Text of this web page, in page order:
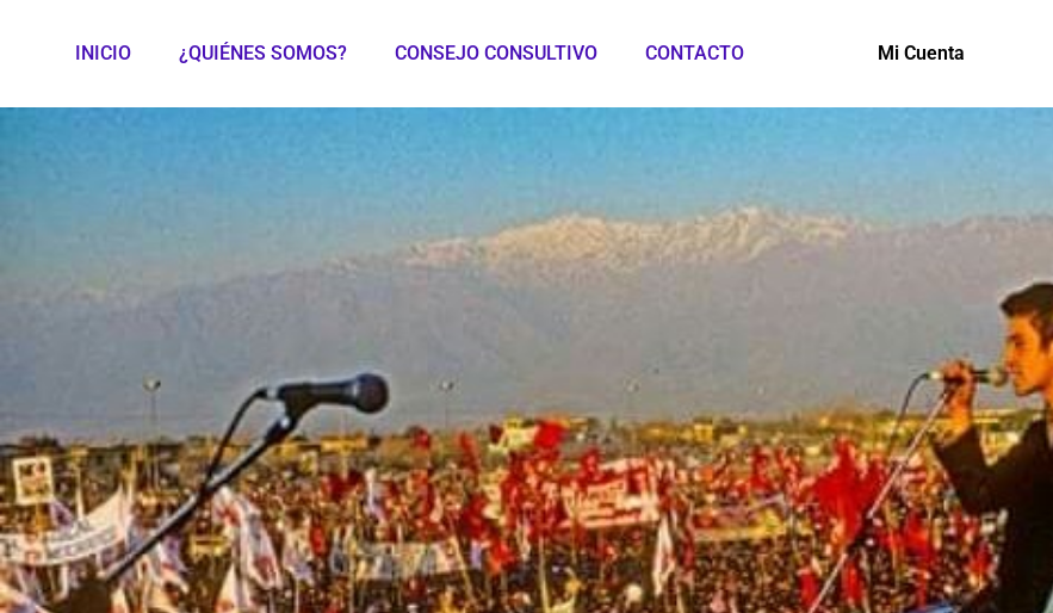
INICIO ¿QUIÉNES SOMOS? CONSEJO CONSULTIVO CONTACTO Mi Cuenta